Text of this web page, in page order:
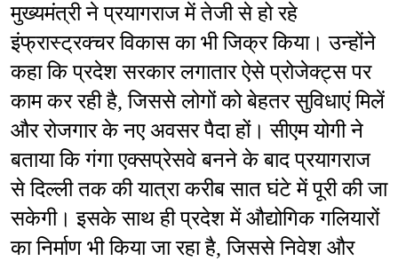
मुख्यमंत्री ने प्रयागराज में तेजी से हो रहे
इंफ्रास्ट्रक्चर विकास का भी जिक्र किया। उन्होंने
कहा कि प्रदेश सरकार लगातार ऐसे प्रोजेक्ट्स पर
काम कर रही है, जिससे लोगों को बेहतर सुविधाएं मिलें
और रोजगार के नए अवसर पैदा हों। सीएम योगी ने
बताया कि गंगा एक्सप्रेसवे बनने के बाद प्रयागराज
से दिल्ली तक की यात्रा करीब सात घंटे में पूरी की जा
सकेगी। इसके साथ ही प्रदेश में औद्योगिक गलियारों
का निर्माण भी किया जा रहा है, जिससे निवेश और